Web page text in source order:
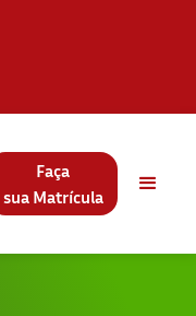
Faça
sua Matrícula